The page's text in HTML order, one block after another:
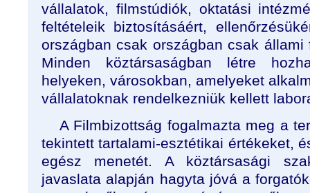
vállalatok, filmstúdiók, oktatási
feltételeik biztosításáért,
országban csak országban csak
Minden köztársaságban létre
helyeken, városokban, amelyeket
vállalatoknak rendelkezniük kellett
A Filmbizottság fogalmazta meg a
tekintett tartalami-esztétikai értékeket,
egész menetét. A köztársasági
javaslata alapján hagyta jóvá a